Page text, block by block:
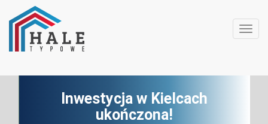
Inwestycja w Kielcach
ukończona!